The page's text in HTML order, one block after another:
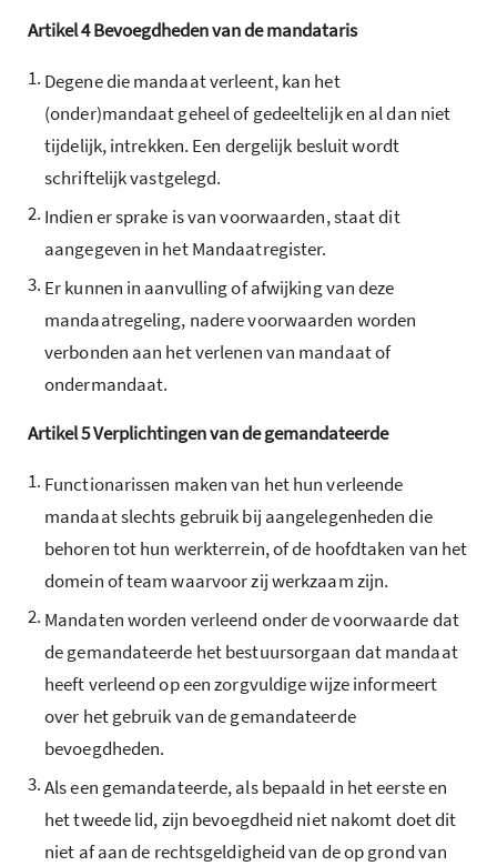
Artikel4Bevoegdheden van de mandataris
1. Degene die mandaat verleent, kan het
(onder)mandaat geheel of gedeeltelijk en al dan niet
tijdelijk, intrekken. Een dergelijk besluit wordt
schriftelijk vastgelegd.
2. Indien er sprake is van voorwaarden, staat dit
aangegeven in het Mandaatregister.
3. Er kunnen in aanvulling of afwijking van deze
mandaatregeling, nadere voorwaarden worden
verbonden aan het verlenen van mandaat of
ondermandaat.
Artikel5Verplichtingen van de gemandateerde
1. Functionarissen maken van het hun verleende
mandaat slechts gebruik bij aangelegenheden die
behoren tot hun werkterrein, of de hoofdtaken van het
domein of team waarvoor zij werkzaam zijn.
2. Mandaten worden verleend onder de voorwaarde dat
de gemandateerde het bestuursorgaan dat mandaat
heeft verleend op een zorgvuldige wijze informeert
over het gebruik van de gemandateerde
bevoegdheden.
3.Als een gemandateerde, als bepaald in het eerste en
het tweede lid, zijn bevoegdheid niet nakomt doet dit
niet af aan de rechtsgeldigheid van de op grond van